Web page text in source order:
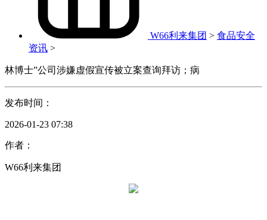
W66利来集团 > 食品安全
资讯 >
林博士”公司涉嫌虚假宣传被立案查询拜访；病
发布时间：
2026-01-23 07:38
作者：
W66利来集团